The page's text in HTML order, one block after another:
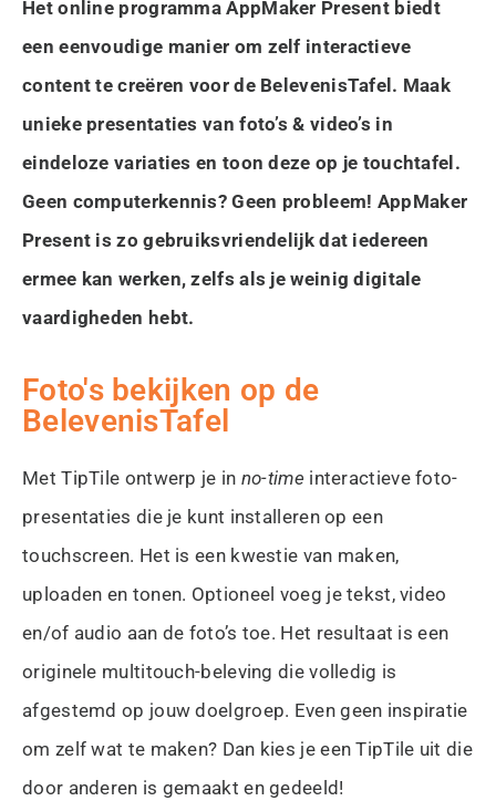
Het online programma AppMaker Present biedt
een eenvoudige manier om zelf interactieve
content te creëren voor de BelevenisTafel. Maak
unieke presentaties van foto’s & video’s in
eindeloze variaties en toon deze op je touchtafel.
Geen computerkennis? Geen probleem! AppMaker
Present is zo gebruiksvriendelijk dat iedereen
ermee kan werken, zelfs als je weinig digitale
vaardigheden hebt.
Foto's bekijken op de
BelevenisTafel
Met TipTile ontwerp je in no-time interactieve foto-
presentaties die je kunt installeren op een
touchscreen. Het is een kwestie van maken,
uploaden en tonen. Optioneel voeg je tekst, video
en/of audio aan de foto’s toe. Het resultaat is een
originele multitouch-beleving die volledig is
afgestemd op jouw doelgroep. Even geen inspiratie
om zelf wat te maken? Dan kies je een TipTile uit die
door anderen is gemaakt en gedeeld!